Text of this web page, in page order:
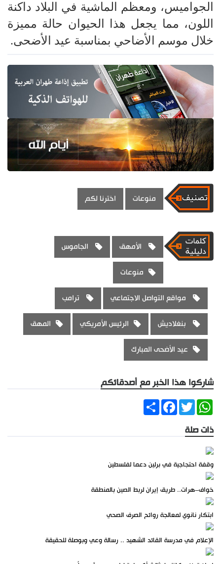
الجواميس، ومعظم الماشية في البلاد داكنة
اللون، مما يجعل هذا الحيوان حالة مميزة
خلال موسم الأضاحي بمناسبة عيد الأضحى.
منوعات اخترنا لكم
الأمهق الجاموس
منوعات
مواقع التواصل الاجتماعي ترامب
بنغلاديش الرئيس الأمريكي المهق
عيد الأضحى المبارك
شاركوا هذا الخبر مع أصدقائكم
ShareFacebookTwitter
WhatsApp
ذات صلة
وقفة احتجاجية في برلين دعما لفلسطين
خواف–هرات.. طريق إيران لربط الصين بالمنطقة
ابتكار نانوي لمعالجة روائح الصرف الصحي
الإعلام في مدرسة القائد الشهيد .. رسالة وعي وبوصلة للحقيقة